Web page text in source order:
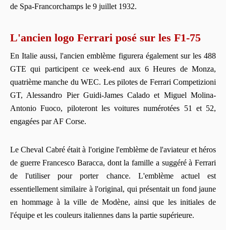
de Spa-Francorchamps le 9 juillet 1932.
L'ancien logo Ferrari posé sur les F1-75
En Italie aussi, l'ancien emblème figurera également sur les 488
GTE qui participent ce week-end aux 6 Heures de Monza,
quatrième manche du WEC. Les pilotes de Ferrari Competizioni
GT, Alessandro Pier Guidi-James Calado et Miguel Molina-
Antonio Fuoco, piloteront les voitures numérotées 51 et 52,
engagées par AF Corse.
Le Cheval Cabré était à l'origine l'emblème de l'aviateur et héros
de guerre Francesco Baracca, dont la famille a suggéré à Ferrari
de l'utiliser pour porter chance. L'emblème actuel est
essentiellement similaire à l'original, qui présentait un fond jaune
en hommage à la ville de Modène, ainsi que les initiales de
l'équipe et les couleurs italiennes dans la partie supérieure.